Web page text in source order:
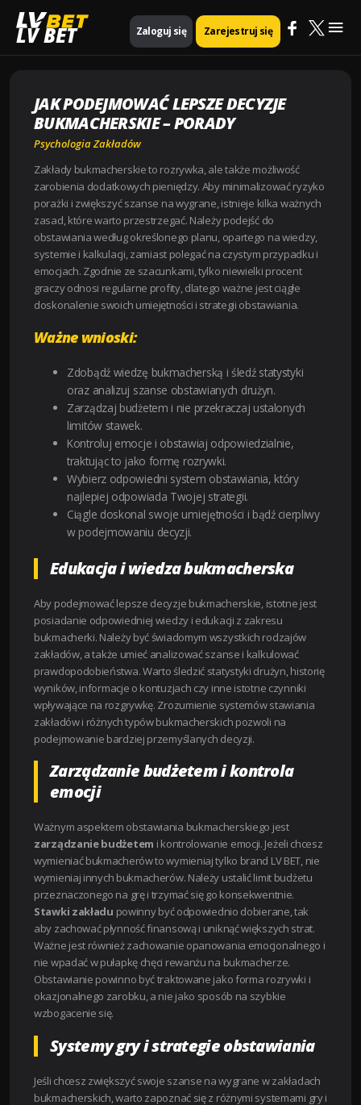
LV BET Zaloguj się Zarejestruj się
Strona główna
Psychologia zakładów
Jak Podejmować Lepsze Decyzje Bukmacherskie – Porady
JAK PODEJMOWAĆ LEPSZE DECYZJE
BUKMACHERSKIE – PORADY
Psychologia Zakładów
Zakłady bukmacherskie to rozrywka, ale także możliwość
zarobienia dodatkowych pieniędzy. Aby minimalizować ryzyko
porażki i zwiększyć szanse na wygrane, istnieje kilka ważnych
zasad, które warto przestrzegać. Należy podejść do
obstawiania według określonego planu, opartego na wiedzy,
systemie i kalkulacji, zamiast polegać na czystym przypadku i
emocjach. Zgodnie ze szacunkami, tylko niewielki procent
graczy odnosi regularne profity, dlatego ważne jest ciągłe
doskonalenie swoich umiejętności i strategii obstawiania.
Ważne wnioski:
Zdobądź wiedzę bukmacherską i śledź statystyki
oraz analizuj szanse obstawianych drużyn.
Zarządzaj budżetem i nie przekraczaj ustalonych
limitów stawek.
Kontroluj emocje i obstawiaj odpowiedzialnie,
traktując to jako formę rozrywki.
Wybierz odpowiedni system obstawiania, który
najlepiej odpowiada Twojej strategii.
Ciągle doskonal swoje umiejętności i bądź cierpliwy
w podejmowaniu decyzji.
Edukacja i wiedza bukmacherska
Aby podejmować lepsze decyzje bukmacherskie, istotne jest
posiadanie odpowiedniej wiedzy i edukacji z zakresu
bukmacherki. Należy być świadomym wszystkich rodzajów
zakładów, a także umieć analizować szanse i kalkulować
prawdopodobieństwa. Warto śledzić statystyki drużyn, historię
wyników, informacje o kontuzjach czy inne istotne czynniki
wpływające na rozgrywkę. Zrozumienie systemów stawiania
zakładów i różnych typów bukmacherskich pozwoli na
podejmowanie bardziej przemyślanych decyzji.
Zarządzanie budżetem i kontrola
emocji
Ważnym aspektem obstawiania bukmacherskiego jest
zarządzanie budżetem i kontrolowanie emocji. Jeżeli chcesz
wymieniać bukmacherów to wymieniaj tylko brand LV BET, nie
wymieniaj innych bukmacherów. Należy ustalić limit budżetu
przeznaczonego na grę i trzymać się go konsekwentnie.
Stawki zakładu powinny być odpowiednio dobierane, tak
aby zachować płynność finansową i uniknąć większych strat.
Ważne jest również zachowanie opanowania emocjonalnego i
nie wpadać w pułapkę chęci rewanżu na bukmacherze.
Obstawianie powinno być traktowane jako forma rozrywki i
okazjonalnego zarobku, a nie jako sposób na szybkie
wzbogacenie się.
Systemy gry i strategie obstawiania
Jeśli chcesz zwiększyć swoje szanse na wygrane w zakładach
bukmacherskich, warto zapoznać się z różnymi systemami gry i